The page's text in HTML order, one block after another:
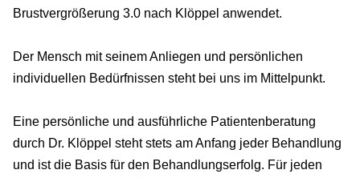
Brustvergrößerung 3.0 nach Klöppel anwendet.
Der Mensch mit seinem Anliegen und persönlichen
individuellen Bedürfnissen steht bei uns im Mittelpunkt.
Eine persönliche und ausführliche Patientenberatung
durch Dr. Klöppel steht stets am Anfang jeder Behandlung
und ist die Basis für den Behandlungserfolg. Für jeden